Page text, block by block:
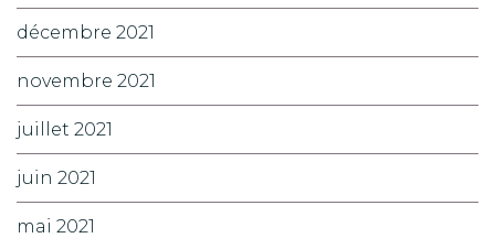
décembre 2021
novembre 2021
juillet 2021
juin 2021
mai 2021